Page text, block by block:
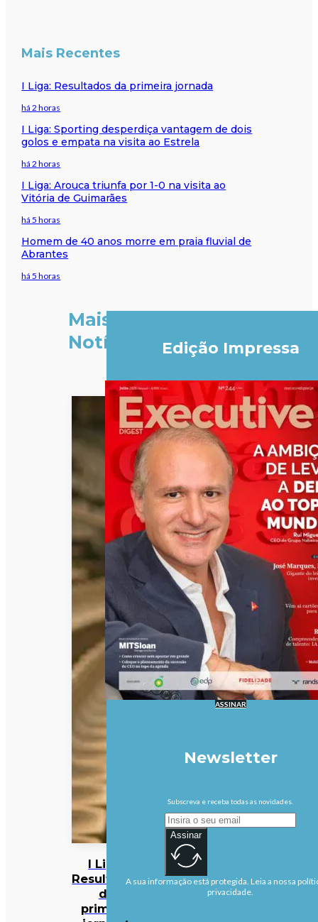
Mais Recentes
I Liga: Resultados da primeira jornada
há 2 horas
I Liga: Sporting desperdiça vantagem de dois
golos e empata na visita ao Estrela
há 2 horas
I Liga: Arouca triunfa por 1-0 na visita ao
Vitória de Guimarães
há 5 horas
Homem de 40 anos morre em praia fluvial de
Abrantes
há 5 horas
Mais
Notícias
I Liga:
Resultados
da
primeira
Edição Impressa
ASSINAR
Newsletter
Subscreva e receba todas as novidades.
Assinar
A sua informação está protegida. Leia a nossa
privacidade.